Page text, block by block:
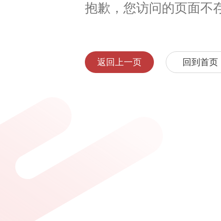
抱歉，您访问的页面不
返回上一页 回到首页